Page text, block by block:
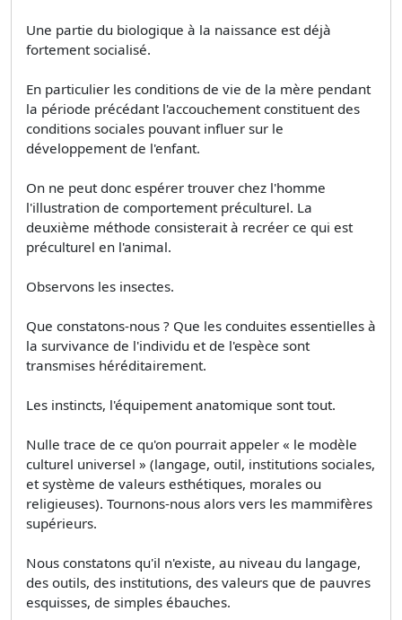
Une partie du biologique à la naissance est déjà
fortement socialisé.
En particulier les conditions de vie de la mère pendant
la période précédant l'accouchement constituent des
conditions sociales pouvant influer sur le
développement de l'enfant.
On ne peut donc espérer trouver chez l'homme
l'illustration de comportement préculturel. La
deuxième méthode consisterait à recréer ce qui est
préculturel en l'animal.
Observons les insectes.
Que constatons-nous ? Que les conduites essentielles à
la survivance de l'individu et de l'espèce sont
transmises héréditairement.
Les instincts, l'équipement anatomique sont tout.
Nulle trace de ce qu'on pourrait appeler « le modèle
culturel universel » (langage, outil, institutions sociales,
et système de valeurs esthétiques, morales ou
religieuses). Tournons-nous alors vers les mammifères
supérieurs.
Nous constatons qu'il n'existe, au niveau du langage,
des outils, des institutions, des valeurs que de pauvres
esquisses, de simples ébauches.